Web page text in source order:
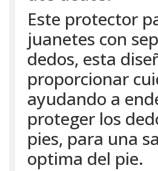
Este protector
juanetes con
dedos, esta
proporcionar
ayudando a
proteger los
pies, para una
optima del pie.